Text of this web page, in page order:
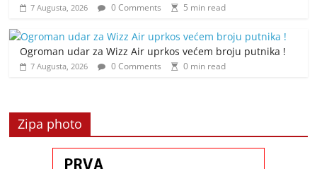
7 Augusta, 2026 0 Comments 5 min read
Ogroman udar za Wizz Air uprkos većem broju putnika !
7 Augusta, 2026 0 Comments 0 min read
Zipa photo